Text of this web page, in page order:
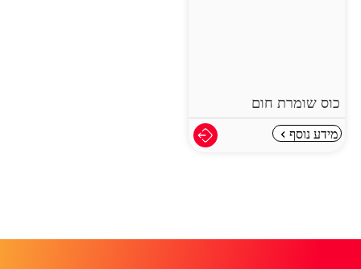
כוס שומרת חום
מידע נוסף